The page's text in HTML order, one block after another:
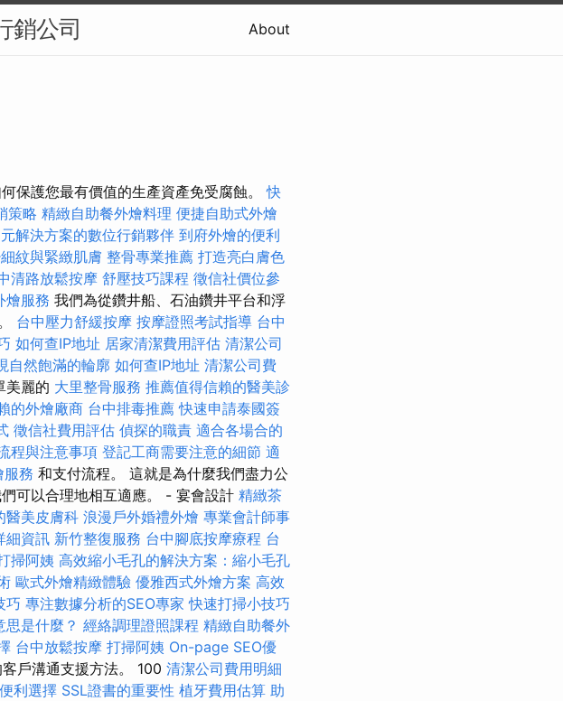
銷公司 About
保護您最有價值的生產資產免受腐蝕。快
策略 精緻自助餐外燴料理 便捷自助式外燴
解決方案的數位行銷夥伴 到府外燴的便利
紋與緊緻肌膚 整骨專業推薦 打造亮白膚色
清路放鬆按摩 舒壓技巧課程 徵信社價位參
燴服務 我們為從鑽井船、石油鑽井平台和浮
台中壓力舒緩按摩 按摩證照考試指導 台中
如何查IP地址 居家清潔費用評估 清潔公司
自然飽滿的輪廓 如何查IP地址 清潔公司費
美麗的 大里整骨服務 推薦值得信賴的醫美診
的外燴廠商 台中排毒推薦 快速申請泰國簽
徵信社費用評估 偵探的職責 適合各場合的
程與注意事項 登記工商需要注意的細節 適
服務 和支付流程。 這就是為什麼我們盡力公
可以合理地相互適應。 - 宴會設計 精緻茶
醫美皮膚科 浪漫戶外婚禮外燴 專業會計師事
細資訊 新竹整復服務 台中腳底按摩療程 台
掃阿姨 高效縮小毛孔的解決方案：縮小毛孔
歐式外燴精緻體驗 優雅西式外燴方案 高效
巧 專注數據分析的SEO專家 快速打掃小技巧
思是什麼？ 經絡調理證照課程 精緻自助餐外
台中放鬆按摩 打掃阿姨 On-page SEO優
戶溝通支援方法。 100 清潔公司費用明細
利選擇 SSL證書的重要性 植牙費用估算 助